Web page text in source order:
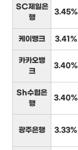
SC제일은
행
3.45%
케이뱅크 3.41%
카카오뱅
크
3.40%
Sh수협은
행
3.40%
광주은행 3.33%